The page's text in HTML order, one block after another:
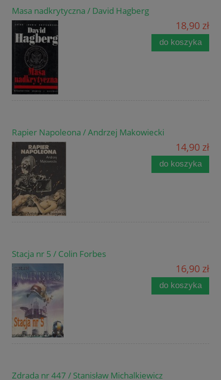
Masa nadkrytyczna / David Hagberg
18,90 zł
do koszyka
Rapier Napoleona / Andrzej Makowiecki
14,90 zł
do koszyka
Stacja nr 5 / Colin Forbes
16,90 zł
do koszyka
Zdrada nr 447 / Stanisław Michalkiewicz